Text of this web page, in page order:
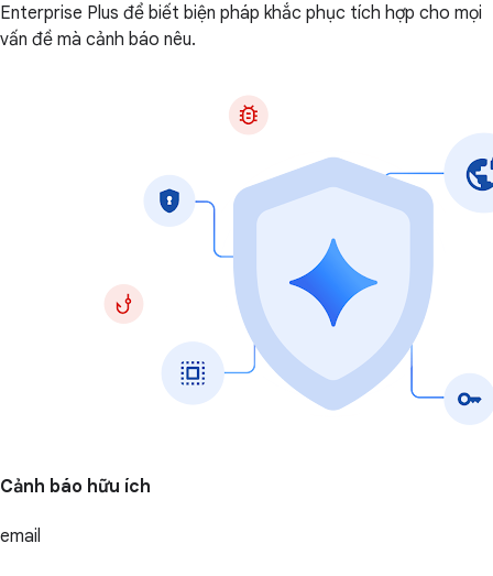
Enterprise Plus để biết biện pháp khắc phục tích hợp cho mọi
vấn đề mà cảnh báo nêu.
Cảnh báo hữu ích
email